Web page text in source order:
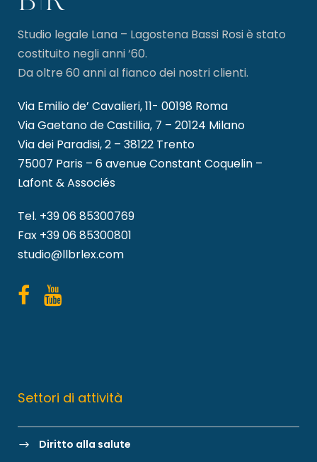
Studio legale Lana – Lagostena Bassi Rosi è stato
costituito negli anni ‘60.
Da oltre 60 anni al fianco dei nostri clienti.
Via Emilio de’ Cavalieri, 11- 00198 Roma
Via Gaetano de Castillia, 7 – 20124 Milano
Via dei Paradisi, 2 – 38122 Trento
75007 Paris – 6 avenue Constant Coquelin –
Lafont & Associés
Tel. +39 06 85300769
Fax +39 06 85300801
studio@llbrlex.com
Settori di attività
Diritto alla salute